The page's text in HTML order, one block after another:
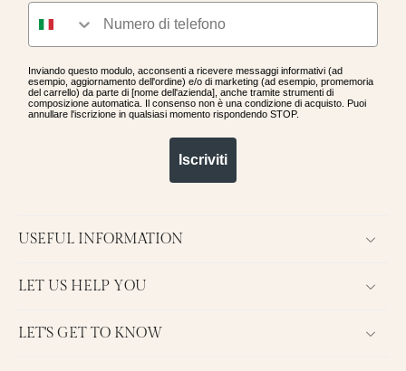
Inviando questo modulo, acconsenti a ricevere messaggi informativi (ad
esempio, aggiornamento dell'ordine) e/o di marketing (ad esempio, promemoria
del carrello) da parte di [nome dell'azienda], anche tramite strumenti di
composizione automatica. Il consenso non è una condizione di acquisto. Puoi
annullare l'iscrizione in qualsiasi momento rispondendo STOP.
Iscriviti
USEFUL INFORMATION
LET US HELP YOU
LET'S GET TO KNOW